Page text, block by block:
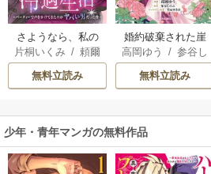
さようなら、私の
冷遇生活 ～パーテ
ィーで声をかけて
きたのがヤバい男
片桐いくみ / 頼爾
無料立読み
婚約破棄された崖
っぷち令嬢は、帝
国の皇弟殿下と結
ばれる
高岡ゆう /参谷し
/ 雲屋ゆきお
無料立読み
少年・青年マンガの無料作品